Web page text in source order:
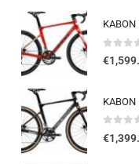
0out
€
0out
€